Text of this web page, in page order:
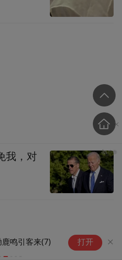
鸣引客来(7) 打开
我，对